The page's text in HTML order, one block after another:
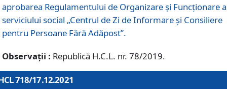
aprobarea Regulamentului de Organizare și Funcționare
serviciului social „Centrul de Zi de Informare şi Consiliere
pentru Persoane Fără Adăpost”.
Observații : Republică H.C.L. nr. 78/2019.
718/17.12.2021